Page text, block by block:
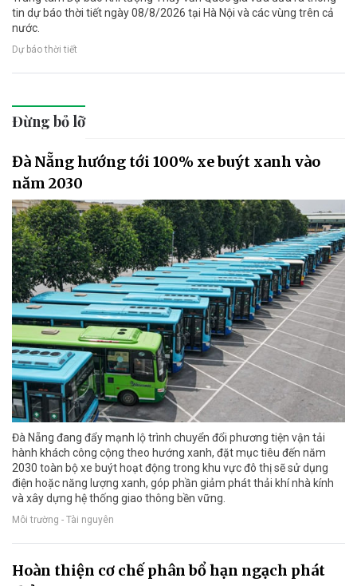
tin dự báo thời tiết ngày 08/8/2026 tại Hà Nội và các vùng trên cả
nước.
Dự báo thời tiết
Đừng bỏ lỡ
Đà Nẵng hướng tới 100% xe buýt xanh vào
năm 2030
Đà Nẵng đang đẩy mạnh lộ trình chuyển đổi phương tiện vận tải
hành khách công cộng theo hướng xanh, đặt mục tiêu đến năm
2030 toàn bộ xe buýt hoạt động trong khu vực đô thị sẽ sử dụng
điện hoặc năng lượng xanh, góp phần giảm phát thải khí nhà kính
và xây dựng hệ thống giao thông bền vững.
Môi trường - Tài nguyên
Hoàn thiện cơ chế phân bổ hạn ngạch phát